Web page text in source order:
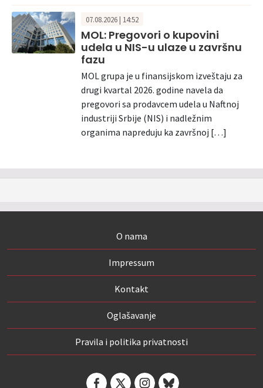
07.08.2026 | 14:52
MOL: Pregovori o kupovini
udela u NIS-u ulaze u završnu
fazu
MOL grupa je u finansijskom izveštaju za
drugi kvartal 2026. godine navela da
pregovori sa prodavcem udela u Naftnoj
industriji Srbije (NIS) i nadležnim
organima napreduju ka završnoj […]
O nama
Impressum
Kontakt
Oglašavanje
Pravila i politika privatnosti